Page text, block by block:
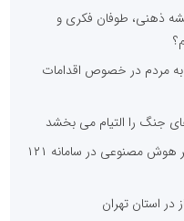
ذهنی، طوفان فکری و
مردم در خصوص اقدامات
جنگ را التیام می بخشد
رونمایی از پاسخگویی هوشمند مبتنی بر هوش مصنوعی در سامانه ۱۲۱